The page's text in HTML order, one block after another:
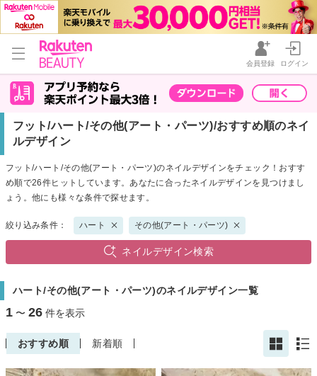
会員登録 ログイン
フット/ハート/その他(アート・パーツ)/おすすめ順のネイ
ルデザイン
フット/ハート/その他(アート・パーツ)のネイルデザインをチェック！おすす
め順で26件ヒットしています。あなたに合ったネイルデザインを見つけまし
ょう。他にも様々な条件で探せます。
絞り込み条件： ハート その他(アート・パーツ)
ネイルデザイン検索
ハート/その他(アート・パーツ)のネイルデザイン一覧
1 〜 26 件を表示
おすすめ順 新着順